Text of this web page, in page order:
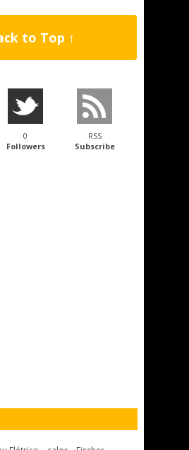
to Top ↑
0
Followers
RSS
Subscribe